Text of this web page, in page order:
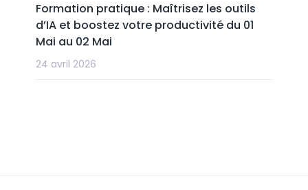
Formation pratique : Maîtrisez les outils
d’IA et boostez votre productivité du 01
Mai au 02 Mai
24 avril 2026